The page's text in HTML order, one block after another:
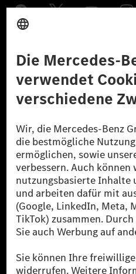
Datenschutz Lizenzhinweise
© 2026 Mercedes-Benz Group AG.
[1] Bilanziell CO₂-neutral bedeutet,
reduzierte CO₂-Emissionen bei der
zertifizierte Ausgleichsprojekte
[2] Renewable Charging ist ein
Public in Europa, den USA, Kanada
Ladestation noch kein Strom aus
verwendet Renewable Charging
sicher, dass für Ladevorgänge über
Strommenge aus erneuerbaren
als sechs Jahre sind.
* Inkl. EKOenergy Ökolabel